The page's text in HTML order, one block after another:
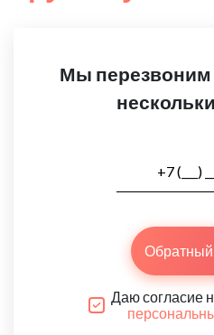
Мы перезвоним
Обратный
Даю согласие